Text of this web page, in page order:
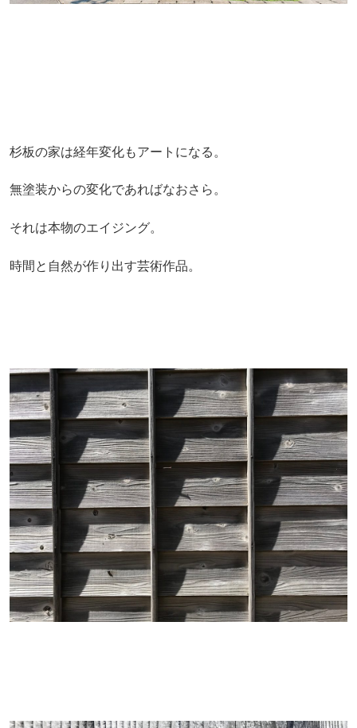
杉板の家は経年変化もアートになる。
無塗装からの変化であればなおさら。
それは本物のエイジング。
時間と自然が作り出す芸術作品。